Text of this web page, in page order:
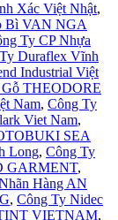
Xác Việt Nhật,
Bì VAN NGA
Ty CP Nhựa
Duraflex Vĩnh
Industrial Việt
THEODORE
Nam, Công Ty
Viet Nam,
SEA
Long, Công Ty
GARMENT,
Hàng AN
, Công Ty Nidec
VIETNAM,